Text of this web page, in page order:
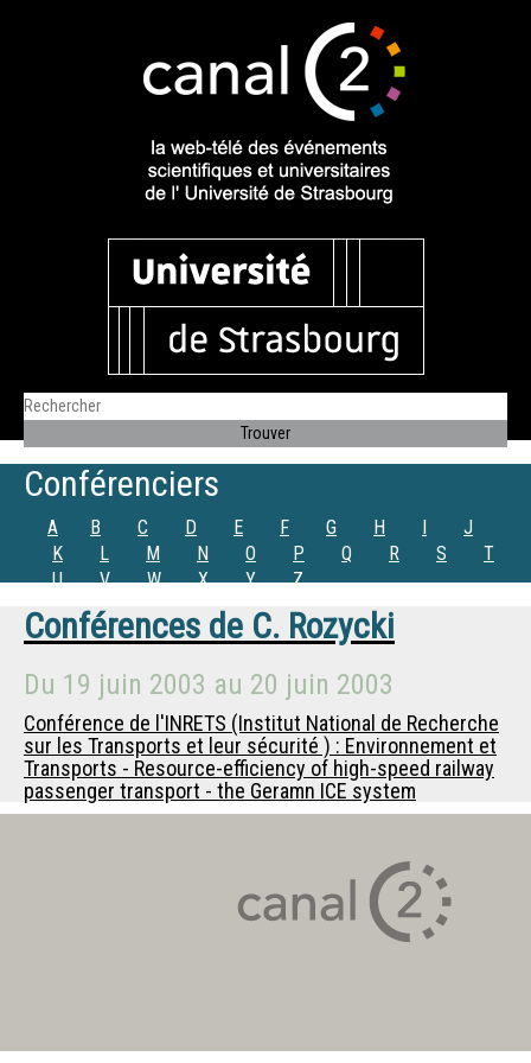
Conférenciers
A B C D E F G H I
J
K
L M N O P Q R S
T
U
V W X Y Z
Conférences de C. Rozycki
Du 19 juin 2003 au 20 juin 2003
Conférence de l'INRETS (Institut National de Recherche
sur les Transports et leur sécurité ) : Environnement et
Transports - Resource-efficiency of high-speed railway
passenger transport - the Geramn ICE system